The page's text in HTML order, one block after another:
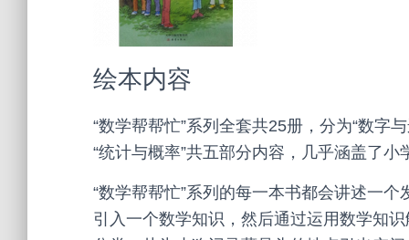
绘本内容
“数学帮帮忙”系列全套共25册，分为“数字
“统计与概率”共五部分内容，几乎涵盖了小
“数学帮帮忙”系列的每一本书都会讲述一
引入一个数学知识，然后通过运用数学知